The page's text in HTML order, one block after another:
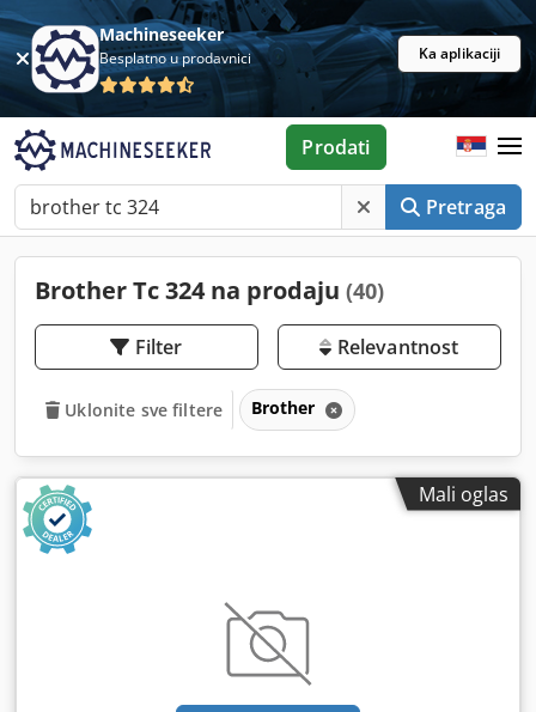
Machineseeker
Besplatno u prodavnici Ka aplikaciji
Pretraga
Prodati
Brother Tc 324 na prodaju (40)
Filter Relevantnost
Uklonite sve filtere Brother
Mali oglas